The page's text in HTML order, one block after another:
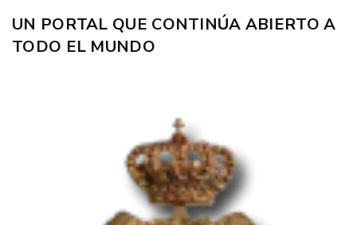
UN PORTAL QUE CONTINÚA ABIERTO A
TODO EL MUNDO